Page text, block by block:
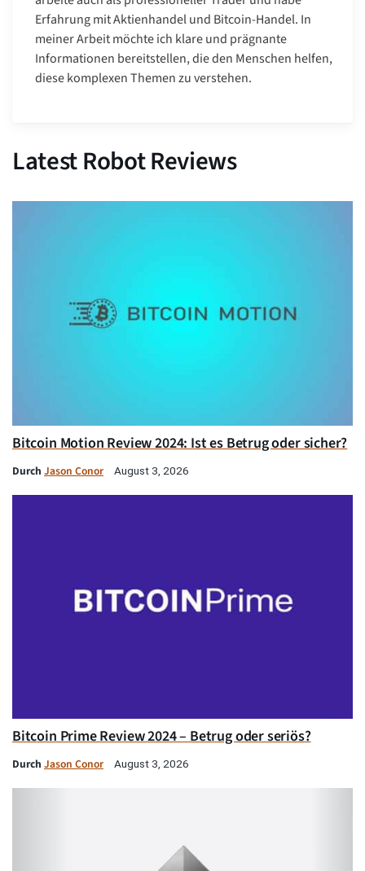
Erfahrung mit Aktienhandel und Bitcoin-Handel. In
meiner Arbeit möchte ich klare und prägnante
Informationen bereitstellen, die den Menschen helfen,
diese komplexen Themen zu verstehen.
Latest Robot Reviews
Bitcoin Motion Review 2024: Ist es Betrug oder sicher?
Durch Jason Conor August 3, 2026
Bitcoin Prime Review 2024 – Betrug oder seriös?
Durch Jason Conor August 3, 2026